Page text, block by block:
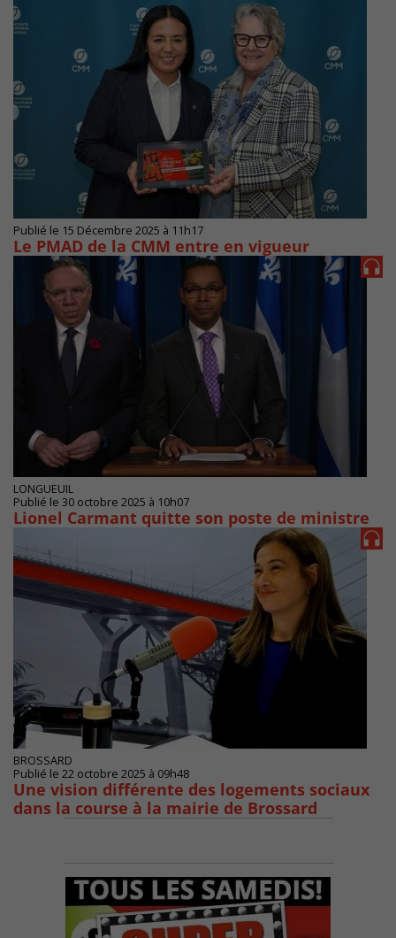
Publié le 15 Décembre 2025 à 11h17
Le PMAD de la CMM entre en vigueur
LONGUEUIL
Publié le 30 octobre 2025 à 10h07
Lionel Carmant quitte son poste de ministre
BROSSARD
Publié le 22 octobre 2025 à 09h48
Une vision différente des logements sociaux
dans la course à la mairie de Brossard